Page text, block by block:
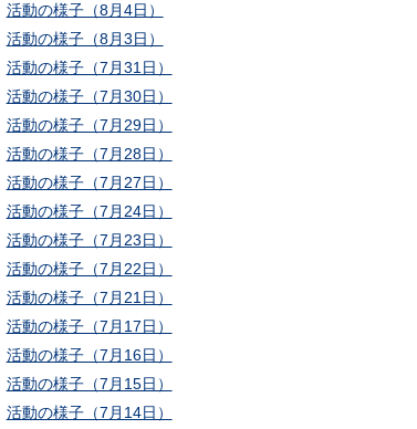
活動の様子（8月4日）
活動の様子（8月3日）
活動の様子（7月31日）
活動の様子（7月30日）
活動の様子（7月29日）
活動の様子（7月28日）
活動の様子（7月27日）
活動の様子（7月24日）
活動の様子（7月23日）
活動の様子（7月22日）
活動の様子（7月21日）
活動の様子（7月17日）
活動の様子（7月16日）
活動の様子（7月15日）
活動の様子（7月14日）